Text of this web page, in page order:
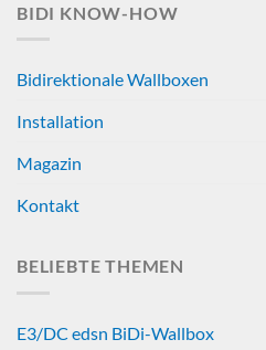
BIDI KNOW-HOW
Bidirektionale Wallboxen
Installation
Magazin
Kontakt
BELIEBTE THEMEN
E3/DC edsn BiDi-Wallbox